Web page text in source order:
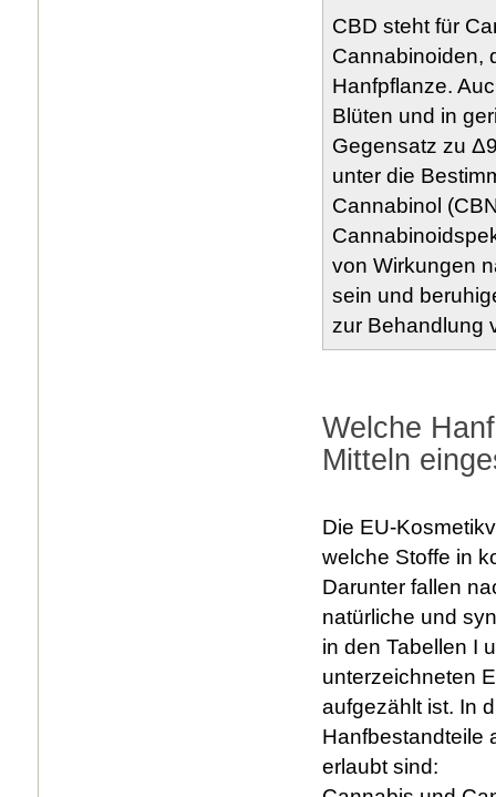
CBD steht für
Cannabinoiden,
Hanfpflanze.
Blüten und in
Gegensatz zu
unter die
Cannabinol
von Wirkungen
sein und
zur Behandlung
Welche
Mitteln
Die EU-
welche Stoffe in
Darunter fallen
natürliche und
in den Tabellen I
unterzeichneten
aufgezählt ist. In
Hanfbestandteile
erlaubt sind: